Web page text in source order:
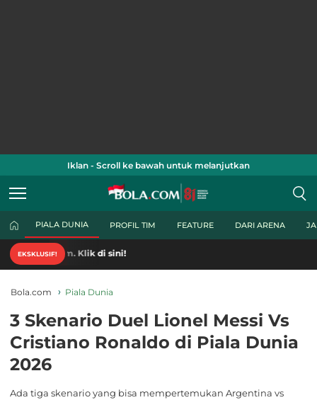
Iklan - Scroll ke bawah untuk melanjutkan
PIALA DUNIA PROFIL TIM FEATURE DARI ARENA
EKSKLUSIF!
Klik di sini!
Bola.com Piala Dunia
3 Skenario Duel Lionel Messi Vs
Cristiano Ronaldo di Piala Dunia
2026
Ada tiga skenario yang bisa mempertemukan Argentina vs